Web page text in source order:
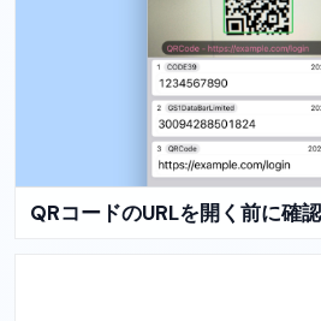
QRコードのURLを開く前に確